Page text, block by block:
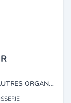
VENTE DE VISSERIE BOULONNERIE ET AUTRES ORGANES D'ASSEMBLAGE EN ACIER HR ORDINAIRE OU SPÉCIAL ET IMPORTATION DE QUINCAILLERIE.